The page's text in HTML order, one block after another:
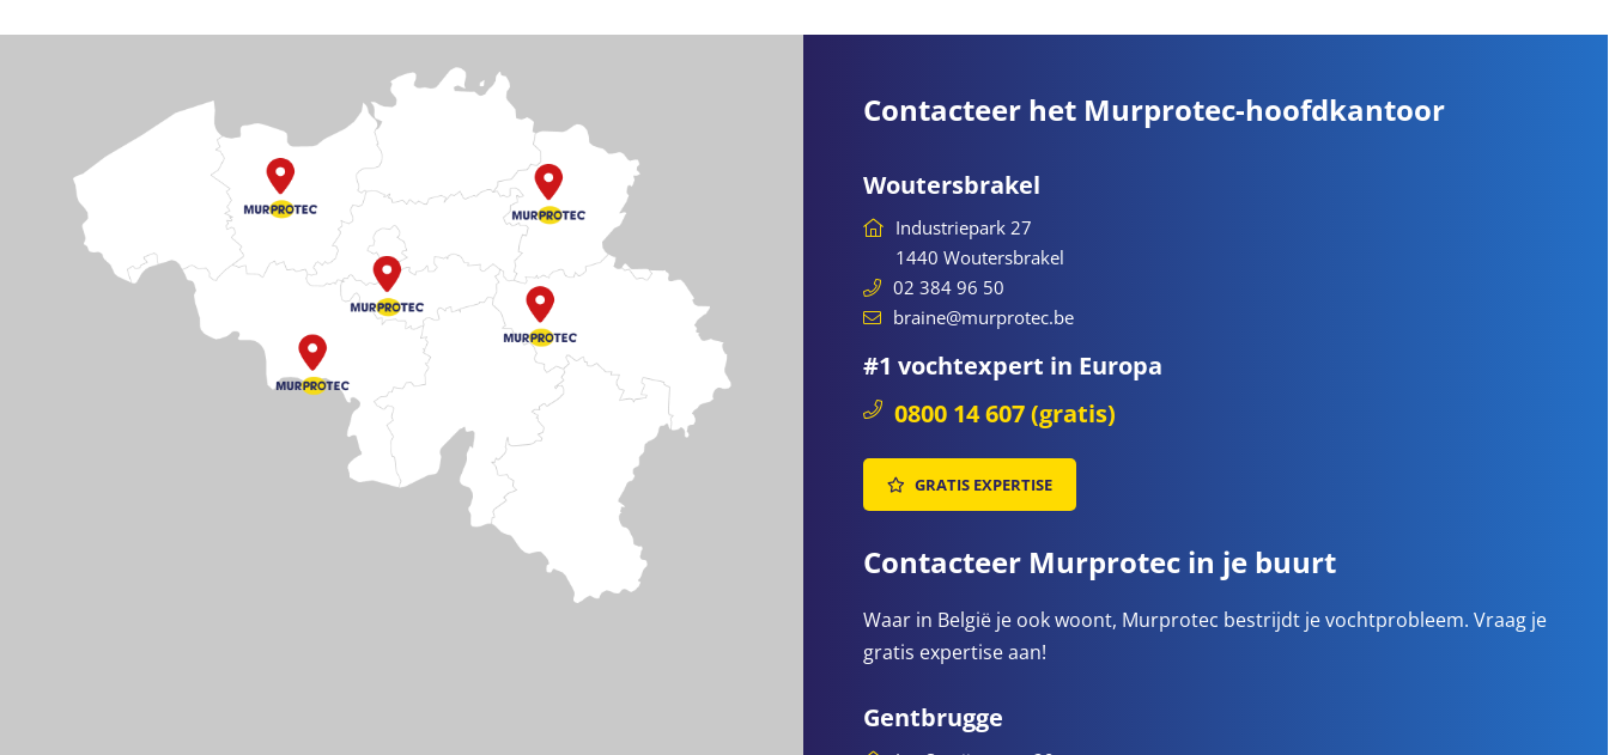
Contacteer het Murprotec-hoofdkantoor
Woutersbrakel
Industriepark 27
1440 Woutersbrakel
02 384 96 50
braine@murprotec.be
#1 vochtexpert in Europa
0800 14 607 (gratis)
GRATIS EXPERTISE
Contacteer Murprotec in je buurt
Waar in België je ook woont, Murprotec bestrijdt je vochtprobleem. Vraag je
gratis expertise aan!
Gentbrugge